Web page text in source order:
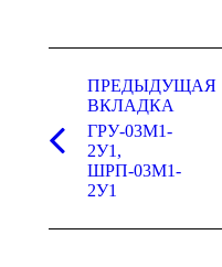
комментариям
ПРЕДЫДУЩАЯ
ВКЛАДКА
Предыдущая
вкладка
ГРУ-03М1-
2У1,
ШРП-03М1-
2У1